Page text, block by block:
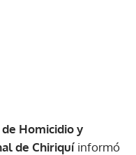
de Homicidio y
de Chiriquí informó